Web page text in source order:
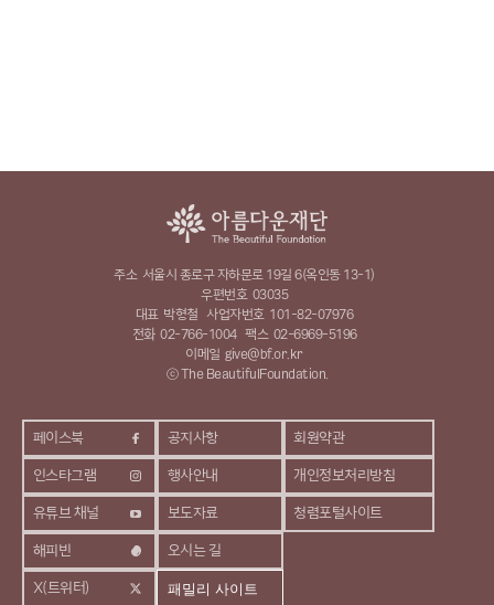
페이스북
인스타그램
유튜브 채널
해피빈
X(트위터)
공지사항
행사안내
보도자료
오시는 길
회원약관
개인정보처리방침
청렴포털사이트
주소 서울시 종로구 자하문로 19길 6(옥인동 13-1)
우편번호 03035
대표 박형철 사업자번호 101-82-07976
전화 02-766-1004 팩스 02-6969-5196
이메일 give@bf.or.kr
ⓒ The BeautifulFoundation.